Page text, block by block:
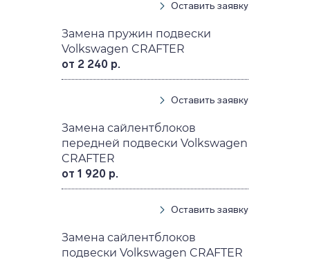
Оставить заявку
Замена пружин подвески
Volkswagen CRAFTER
от 2 240 р.
Оставить заявку
Замена сайлентблоков
передней подвески Volkswagen
CRAFTER
от 1 920 р.
Оставить заявку
Замена сайлентблоков
подвески Volkswagen CRAFTER